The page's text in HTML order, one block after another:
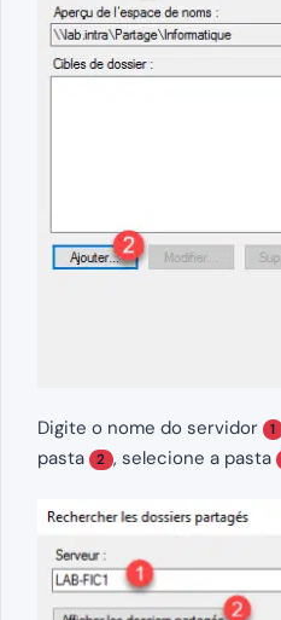
Digite o nome do servidor 1
pasta
2 , selecione a pasta